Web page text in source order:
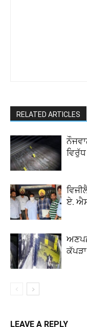
RELATED ARTICLES
ਏ.
LEAVE A REPLY